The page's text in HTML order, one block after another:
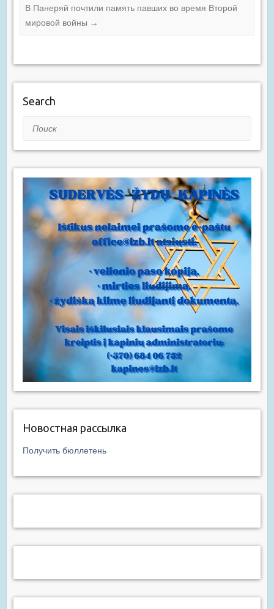
В Панеряй почтили память павших во время Второй
мировой войны →
Search
Поиск
Новостная рассылка
Получить бюллетень